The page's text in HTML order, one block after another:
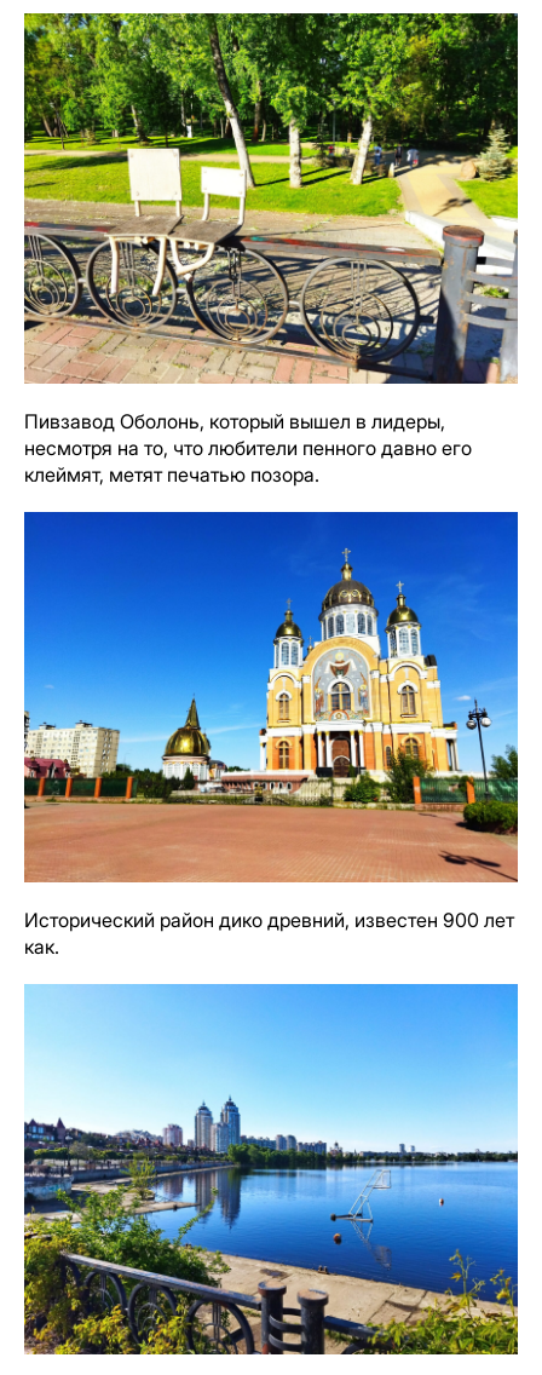
Пивзавод Оболонь, который вышел в лидеры,
несмотря на то, что любители пенного давно его
клеймят, метят печатью позора.
Исторический район дико древний, известен 900 лет
как.